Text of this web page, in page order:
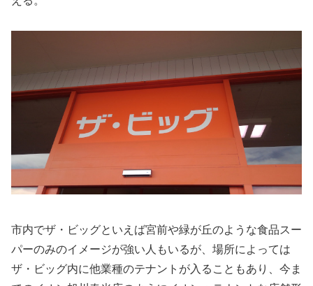
市内でザ・ビッグといえば宮前や緑が丘のような食品スー
パーのみのイメージが強い人もいるが、場所によっては
ザ・ビッグ内に他業種のテナントが入ることもあり、今ま